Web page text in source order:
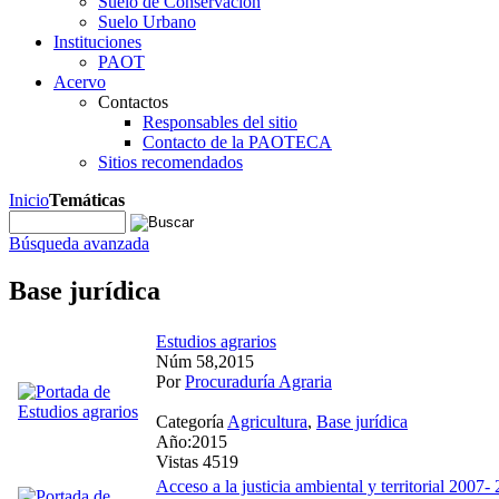
Suelo Urbano
Instituciones
PAOT
Acervo
Contactos
Responsables del sitio
Contacto de la PAOTECA
Sitios recomendados
InicioTemáticas
Búsqueda avanzada
Base jurídica
Estudios agrarios
Núm 58,2015
PorProcuraduría Agraria
Categoría Agricultura, Base jurídica
Año:2015
Vistas 4519
Acceso a la justicia ambiental y territorial 2007-